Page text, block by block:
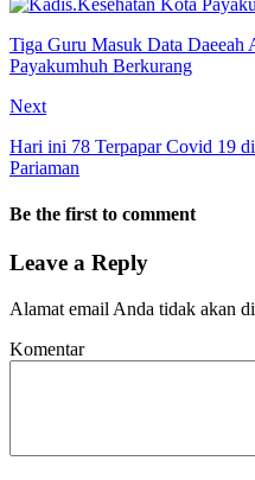
Tiga Guru Masuk Data
Payakumhuh Berkurang
Next
Hari ini 78 Terpapar Covid 19
Pariaman
Be the first to comment
Leave a Reply
Alamat email Anda tidak akan
Komentar